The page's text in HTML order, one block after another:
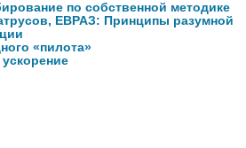
по собственной методике
ЕВРАЗ: Принципы разумной
«пилота»